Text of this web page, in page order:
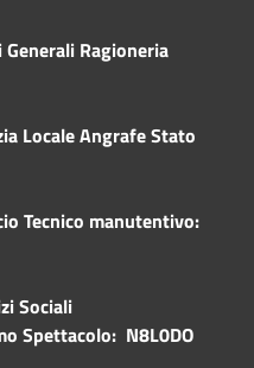
Ragioneria
Locale Angrafe Stato
Tecnico manutentivo:
Sociali
Spettacolo: N8L0DO